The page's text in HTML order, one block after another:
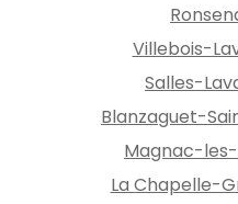
Villebois-
Salles-
Blanzaguet-
Magnac-
La Chapelle-